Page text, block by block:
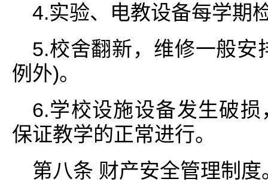
4.实验、电教设备每学期
5.校舍翻新，维修一般安
例外)。
6.学校设施设备发生破
保证教学的正常进行。
第八条 财产安全管理制度